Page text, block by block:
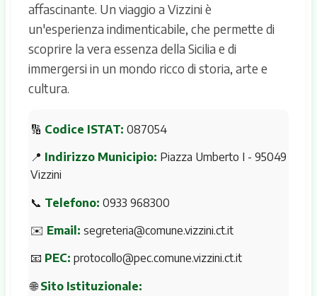
affascinante. Un viaggio a Vizzini è
un'esperienza indimenticabile, che permette di
scoprire la vera essenza della Sicilia e di
immergersi in un mondo ricco di storia, arte e
cultura.
🔢 Codice ISTAT: 087054
📍 Indirizzo Municipio: Piazza Umberto I - 95049
Vizzini
📞 Telefono: 0933 968300
✉️ Email: segreteria@comune.vizzini.ct.it
📧 PEC: protocollo@pec.comune.vizzini.ct.it
🌐Sito Istituzionale: